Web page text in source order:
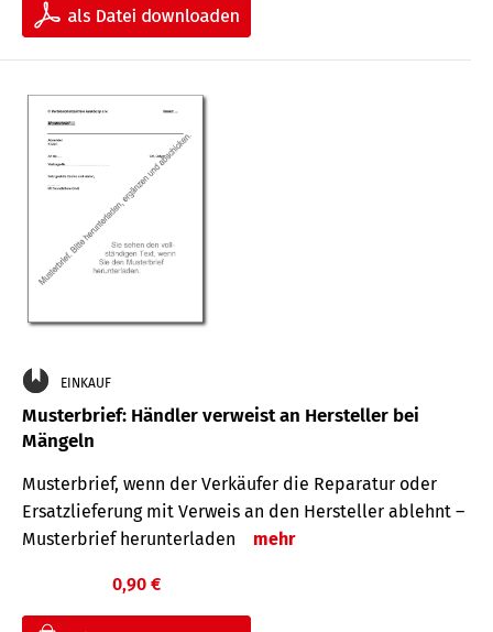
EINKAUF
Musterbrief: Händler verweist an Hersteller bei
Mängeln
Musterbrief, wenn der Verkäufer die Reparatur oder
Ersatzlieferung mit Verweis an den Hersteller ablehnt –
Musterbrief herunterladen
mehr
0,90 €